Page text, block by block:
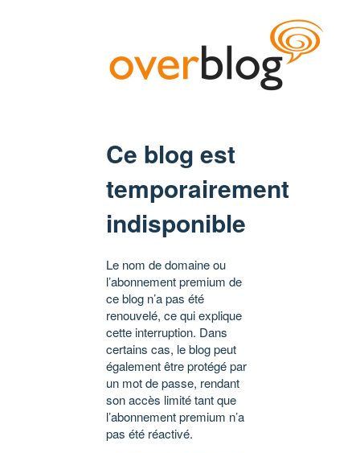
Ce blog est
temporairement
indisponible
Le nom de domaine ou
l’abonnement premium de
ce blog n’a pas été
renouvelé, ce qui explique
cette interruption. Dans
certains cas, le blog peut
également être protégé par
un mot de passe, rendant
son accès limité tant que
l’abonnement premium n’a
pas été réactivé.